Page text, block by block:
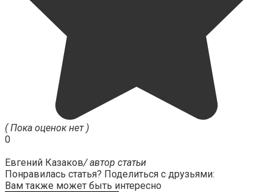
( Пока оценок нет )
0
Евгений Казаков/ автор статьи
Понравилась статья? Поделиться с друзьями:
Вам также может быть интересно